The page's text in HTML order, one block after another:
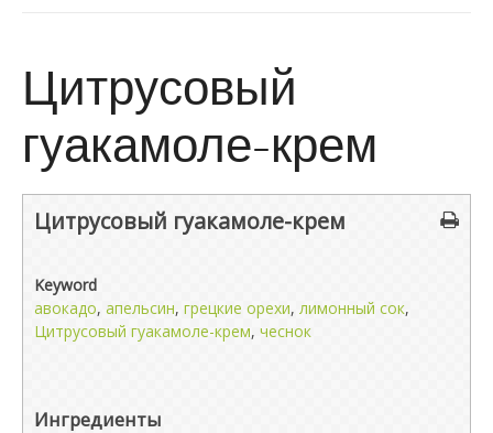
Цитрусовый
гуакамоле-крем
Цитрусовый гуакамоле-крем
Keyword
авокадо, апельсин, грецкие орехи, лимонный сок,
Цитрусовый гуакамоле-крем, чеснок
Ингредиенты